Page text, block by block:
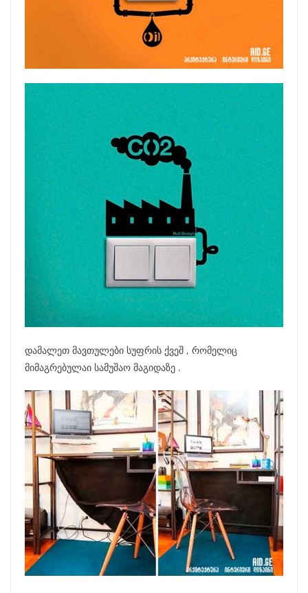
დამალეთ მავთულები სუფრის ქვეშ , რომელიც
მიმაგრებულაი სამუშაო მაგიდაზე .